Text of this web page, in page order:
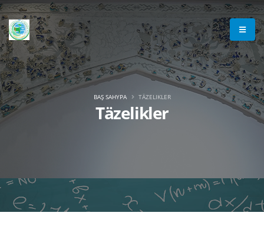
Täzelikler
BAŞ SAHYPA TÄZELIKLER